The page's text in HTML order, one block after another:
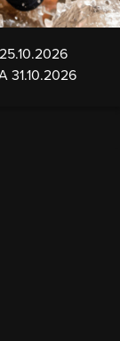
31.10.2026